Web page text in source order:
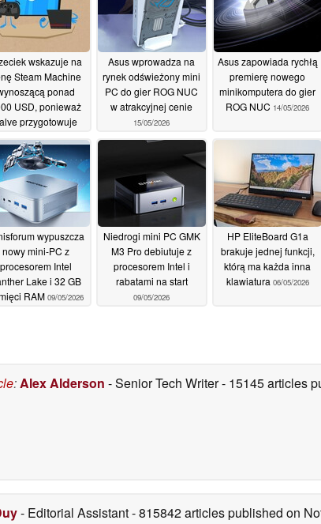
wskazuje na
Steam Machine
ponad
USD, ponieważ
przygotowuje
16/05/2026
Asus wprowadza na
rynek odświeżony mini
PC do gier ROG NUC
w atrakcyjnej cenie
15/05/2026
Asus zapowiada rychłą
premierę nowego
minikomputera do gier
ROG NUC 14/05/2026
wypuszcza
nowy mini-PC z
procesorem Intel
Lake i 32 GB
RAM 09/05/2026
Niedrogi mini PC GMK
M3 Pro debiutuje z
procesorem Intel i
rabatami na start
09/05/2026
HP EliteBoard G1a
brakuje jednej funkcji,
którą ma każda inna
klawiatura 06/05/2026
:Alex Alderson - Senior Tech Writer- 15145 articles
- Editorial Assistant- 815842 articles published on